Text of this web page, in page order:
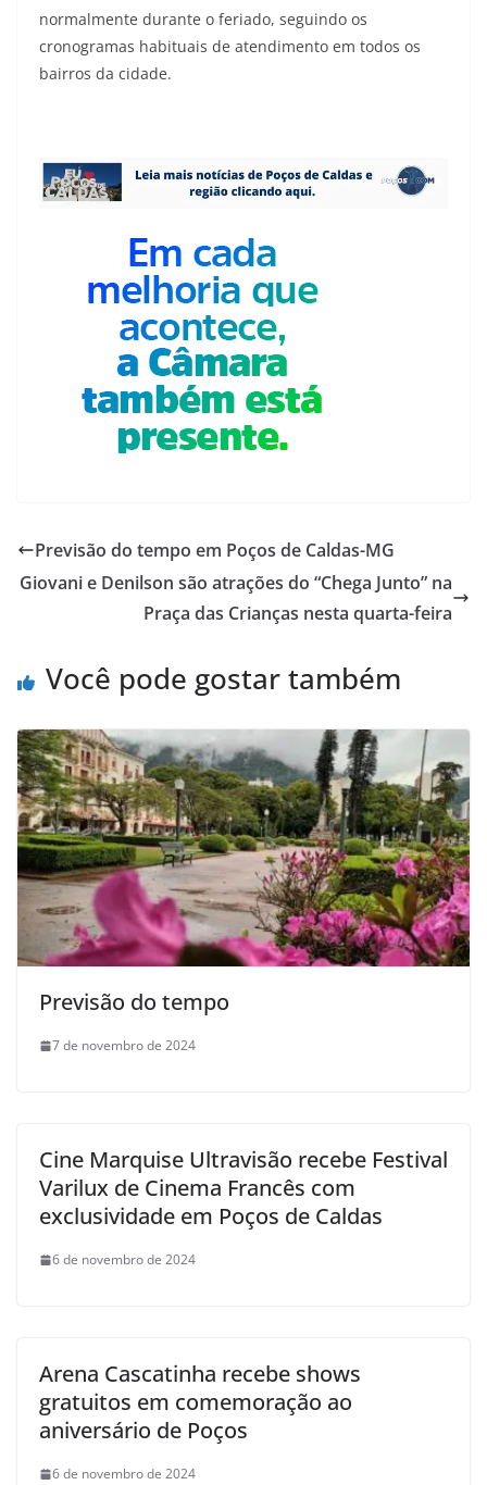
normalmente durante o feriado, seguindo os
cronogramas habituais de atendimento em todos os
bairros da cidade.
Previsão do tempo em Poços de Caldas-MG
Giovani e Denilson são atrações do “Chega Junto” na
Praça das Crianças nesta quarta-feira
Você pode gostar também
Previsão do tempo
7 de novembro de 2024
Cine Marquise Ultravisão recebe Festival
Varilux de Cinema Francês com
exclusividade em Poços de Caldas
6 de novembro de 2024
Arena Cascatinha recebe shows
gratuitos em comemoração ao
aniversário de Poços
6 de novembro de 2024